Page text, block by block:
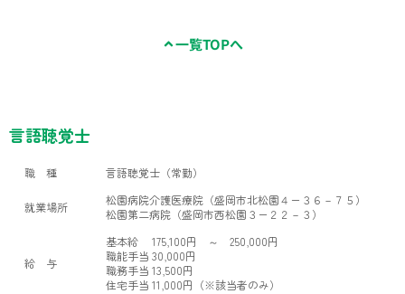
一覧TOPへ
言語聴覚士
職 種 言語聴覚士（常勤）
就業場所
松園病院介護医療院（盛岡市北松園４ー３６－７５）
松園第二病院（盛岡市西松園３ー２２－３）
給 与
基本給 175,100円 ～ 250,000円
職能手当 30,000円
職務手当 13,500円
住宅手当 11,000円（※該当者のみ）